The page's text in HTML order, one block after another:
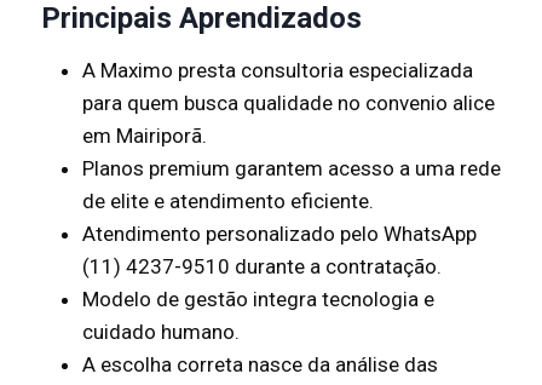
Principais Aprendizados
A Maximo presta consultoria especializada
para quem busca qualidade no convenio alice
em Mairiporã.
Planos premium garantem acesso a uma rede
de elite e atendimento eficiente.
Atendimento personalizado pelo WhatsApp
(11) 4237-9510 durante a contratação.
Modelo de gestão integra tecnologia e
cuidado humano.
A escolha correta nasce da análise das